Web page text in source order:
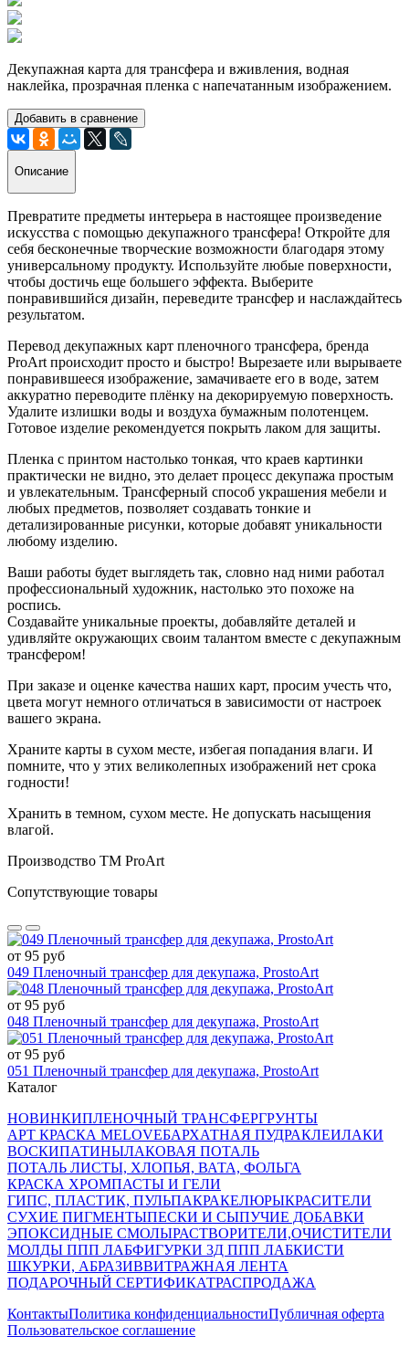
Декупажная карта для трансфера и вживления, водная
наклейка, прозрачная пленка с напечатанным изображением.
Добавить в сравнение
Описание
Превратите предметы интерьера в настоящее произведение
искусства с помощью декупажного трансфера! Откройте для
себя бесконечные творческие возможности благодаря этому
универсальному продукту. Используйте любые поверхности,
чтобы достичь еще большего эффекта. Выберите
понравившийся дизайн, переведите трансфер и наслаждайтесь
результатом.
Перевод декупажных карт пленочного трансфера, бренда
ProArt происходит просто и быстро! Вырезаете или вырываете
понравившееся изображение, замачиваете его в воде, затем
аккуратно переводите плёнку на декорируемую поверхность.
Удалите излишки воды и воздуха бумажным полотенцем.
Готовое изделие рекомендуется покрыть лаком для защиты.
Пленка с принтом настолько тонкая, что краев картинки
практически не видно, это делает процесс декупажа простым
и увлекательным. Трансферный способ украшения мебели и
любых предметов, позволяет создавать тонкие и
детализированные рисунки, которые добавят уникальности
любому изделию.
Ваши работы будет выглядеть так, словно над ними работал
профессиональный художник, настолько это похоже на
роспись.
Создавайте уникальные проекты, добавляйте деталей и
удивляйте окружающих своим талантом вместе с декупажным
трансфером!
При заказе и оценке качества наших карт, просим учесть что,
цвета могут немного отличаться в зависимости от настроек
вашего экрана.
Храните карты в сухом месте, избегая попадания влаги. И
помните, что у этих великолепных изображений нет срока
годности!
Хранить в темном, сухом месте. Не допускать насыщения
влагой.
Производство ТМ ProArt
Сопутствующие товары
от 95 руб
049 Пленочный трансфер для декупажа, ProstoArt
от 95 руб
048 Пленочный трансфер для декупажа, ProstoArt
от 95 руб
051 Пленочный трансфер для декупажа, ProstoArt
Каталог
НОВИНКИПЛЕНОЧНЫЙ ТРАНСФЕРГРУНТЫ
АРТ КРАСКА MELOVEБАРХАТНАЯ ПУДРАКЛЕИЛАКИ
ВОСКИПАТИНЫЛАКОВАЯ ПОТАЛЬ
ПОТАЛЬ ЛИСТЫ, ХЛОПЬЯ, ВАТА, ФОЛЬГА
КРАСКА ХРОМПАСТЫ И ГЕЛИ
ГИПС, ПЛАСТИК, ПУЛЬПАКРАКЕЛЮРЫКРАСИТЕЛИ
СУХИЕ ПИГМЕНТЫПЕСКИ И СЫПУЧИЕ ДОБАВКИ
ЭПОКСИДНЫЕ СМОЛЫРАСТВОРИТЕЛИ,ОЧИСТИТЕЛИ
МОЛДЫ ППП ЛАБФИГУРКИ 3Д ППП ЛАБКИСТИ
ШКУРКИ, АБРАЗИВВИТРАЖНАЯ ЛЕНТА
ПОДАРОЧНЫЙ СЕРТИФИКАТРАСПРОДАЖА
КонтактыПолитика конфиденциальностиПубличная оферта
Пользовательское соглашение